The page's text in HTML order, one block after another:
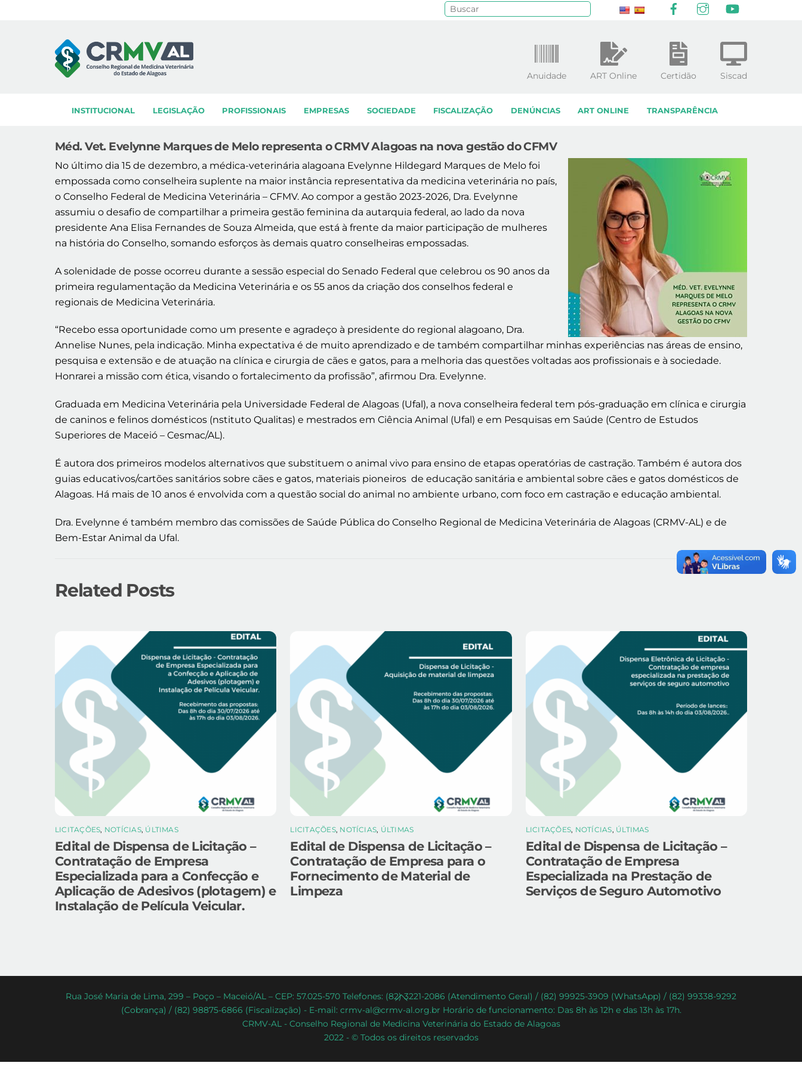
INSTITUCIONAL LEGISLAÇÃO PROFISSIONAIS EMPRESAS SOCIEDADE FISCALIZAÇÃO DENÚNCIAS ART ONLINE TRANSPARÊNCIA
Anuidade ART Online Certidão Siscad
Méd. Vet. Evelynne Marques de Melo representa o CRMV Alagoas na nova gestão do CFMV
No último dia 15 de dezembro, a médica-veterinária alagoana Evelynne Hildegard Marques de Melo foi
empossada como conselheira suplente na maior instância representativa da medicina veterinária no país,
o Conselho Federal de Medicina Veterinária – CFMV. Ao compor a gestão 2023-2026, Dra. Evelynne
assumiu o desafio de compartilhar a primeira gestão feminina da autarquia federal, ao lado da nova
presidente Ana Elisa Fernandes de Souza Almeida, que está à frente da maior participação de mulheres
na história do Conselho, somando esforços às demais quatro conselheiras empossadas.
A solenidade de posse ocorreu durante a sessão especial do Senado Federal que celebrou os 90 anos da
primeira regulamentação da Medicina Veterinária e os 55 anos da criação dos conselhos federal e
regionais de Medicina Veterinária.
“Recebo essa oportunidade como um presente e agradeço à presidente do regional alagoano, Dra.
Annelise Nunes, pela indicação. Minha expectativa é de muito aprendizado e de também compartilhar minhas experiências nas áreas de ensino,
pesquisa e extensão e de atuação na clínica e cirurgia de cães e gatos, para a melhoria das questões voltadas aos profissionais e à sociedade.
Honrarei a missão com ética, visando o fortalecimento da profissão”, afirmou Dra. Evelynne.
Graduada em Medicina Veterinária pela Universidade Federal de Alagoas (Ufal), a nova conselheira federal tem pós-graduação em clínica e cirurgia
de caninos e felinos domésticos (nstituto Qualitas) e mestrados em Ciência Animal (Ufal) e em Pesquisas em Saúde (Centro de Estudos
Superiores de Maceió – Cesmac/AL).
É autora dos primeiros modelos alternativos que substituem o animal vivo para ensino de etapas operatórias de castração. Também é autora dos
guias educativos/cartões sanitários sobre cães e gatos, materiais pioneiros de educação sanitária e ambiental sobre cães e gatos domésticos de
Alagoas. Há mais de 10 anos é envolvida com a questão social do animal no ambiente urbano, com foco em castração e educação ambiental.
Dra. Evelynne é também membro das comissões de Saúde Pública do Conselho Regional de Medicina Veterinária de Alagoas (CRMV-AL) e de
Bem-Estar Animal da Ufal.
Related Posts
LICITAÇÕES, NOTÍCIAS, ÚLTIMAS
Edital de Dispensa de Licitação –
Contratação de Empresa
Especializada para a Confecção e
Aplicação de Adesivos (plotagem) e
Instalação de Película Veicular.
LICITAÇÕES, NOTÍCIAS, ÚLTIMAS
Edital de Dispensa de Licitação –
Contratação de Empresa para o
Fornecimento de Material de
Limpeza
LICITAÇÕES, NOTÍCIAS, ÚLTIMAS
Edital de Dispensa de Licitação –
Contratação de Empresa
Especializada na Prestação de
Serviços de Seguro Automotivo
Back
To
Top
Rua José Maria de Lima, 299 – Poço – Maceió/AL – CEP: 57.025-570 Telefones: (82) 3221-2086 (Atendimento Geral) / (82) 99925-3909 (WhatsApp) / (82) 99338-9292
(Cobrança) / (82) 98875-6866 (Fiscalização) - E-mail: crmv-al@crmv-al.org.br Horário de funcionamento: Das 8h às 12h e das 13h às 17h.
CRMV-AL - Conselho Regional de Medicina Veterinária do Estado de Alagoas
2022 - © Todos os direitos reservados